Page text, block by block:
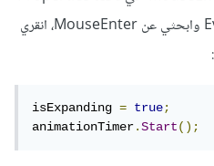
للزر، انقري على أيقونة البرق Events وابحثي عن MouseEnter، انقري
isExpanding = true;
animationTimer.Start();